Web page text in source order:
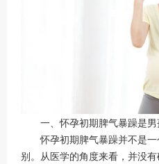
一、怀孕初期脾气暴躁是男
怀孕初期脾气暴躁并不是一
别。从医学的角度来看，并没